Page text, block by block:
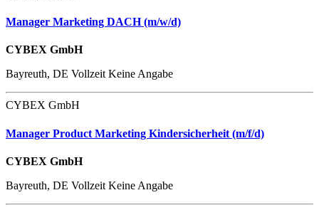
Manager Marketing DACH (m/w/d)
CYBEX GmbH
Bayreuth, DE Vollzeit Keine Angabe
CYBEX GmbH
Manager Product Marketing Kindersicherheit (m/f/d)
CYBEX GmbH
Bayreuth, DE Vollzeit Keine Angabe